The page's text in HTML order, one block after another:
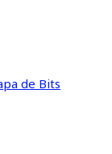
de Bits